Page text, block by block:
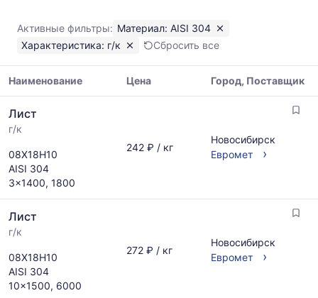
к
AISI
304
Показаны
минимальная,
максимальная
цена
по
данным
прайс-
листов
за
последний
Статистика
рассчитывается
по
Активные фильтры: Материал: AISI 304
Характеристика: г/к
Сбросить все
цен
на
указанием
ГОСТ,
размеров
поставщиков
запросу
Наименование Цена Город, Поставщик
Лист
г/к
08Х18Н10
AISI 304
3x1400, 1800
242 ₽ / кг
Новосибирск
Евромет
›
Лист
г/к
08Х18Н10
AISI 304
10x1500, 6000
272 ₽ / кг
Новосибирск
Евромет
›